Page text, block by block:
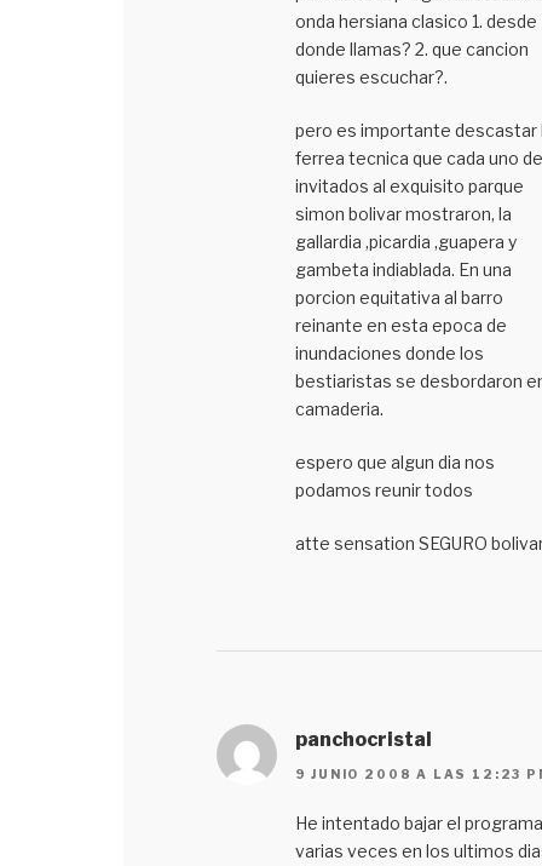
onda hersiana clasico 1. desde
donde llamas? 2. que cancion
quieres escuchar?.
pero es importante descastar
ferrea tecnica que cada uno
invitados al exquisito parque
simon bolivar mostraron, la
gallardia ,picardia ,guapera y
gambeta indiablada. En una
porcion equitativa al barro
reinante en esta epoca de
inundaciones donde los
bestiaristas se desbordaron
camaderia.
espero que algun dia nos
podamos reunir todos
atte sensation SEGURO
panchocristal
9 JUNIO 2008 A LAS 12:23
He intentado bajar el programa
varias veces en los ultimos